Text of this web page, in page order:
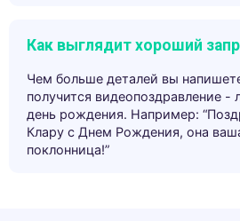
Как выглядит хороший
Чем больше деталей вы
получится видеопоздравление -
день рождения. Например:
Клару с Днем Рождения, она
поклонница!”